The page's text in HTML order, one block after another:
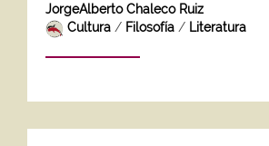
JorgeAlberto Chaleco Ruiz
Cultura / Filosofía / Literatura